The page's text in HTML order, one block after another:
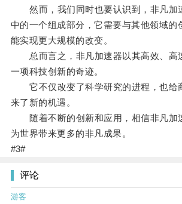
然而，我们同时也要认识到，非凡加
中的一个组成部分，它需要与其他领域的
能实现更大规模的改变。
总而言之，非凡加速器以其高效、高
一项科技创新的奇迹。
它不仅改变了科学研究的进程，也给
来了新的机遇。
随着不断的创新和应用，相信非凡加
为世界带来更多的非凡成果。
#3#
评论
游客